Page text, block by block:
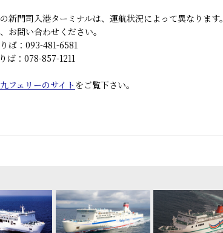
新門司入港ターミナルは、運航状況によって異なります。
お問い合わせください。
ば：093-481-6581
：078-857-1211
フェリーのサイト をご覧下さい。